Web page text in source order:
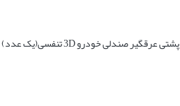
پشتی عرقگیر صندلی خودرو 3D تنفسی(یک عدد)